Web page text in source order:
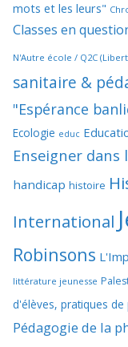
mots et les leurs"
Classes en
N'Autre école / Q2C
sanitaire &
"Espérance
Ecologie educ
Enseigner dans
handicap histoire
International
Robinsons
littérature jeunesse
d'élèves, pratiques de
Pédagogie de la